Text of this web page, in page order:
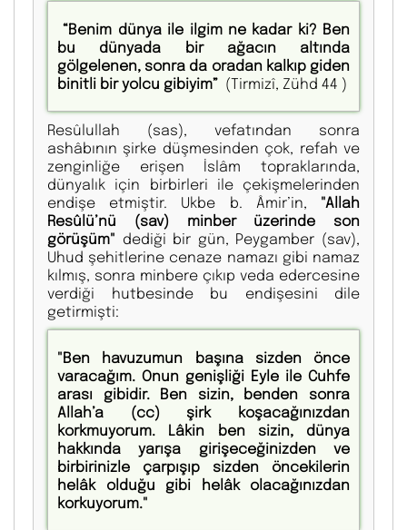
“Benim dünya ile ilgim ne kadar ki? Ben
bu dünyada bir ağacın altında
gölgelenen, sonra da oradan kalkıp giden
binitli bir yolcu gibiyim” (Tirmizî, Zühd 44 )
Resûlullah (sas), vefatından sonra
ashâbının şirke düşmesinden çok, refah ve
zenginliğe erişen İslâm topraklarında,
dünyalık için birbirleri ile çekişmelerinden
endişe etmiştir. Ukbe b. Âmir’in, "Allah
Resûlü’nü (sav) minber üzerinde son
görüşüm" dediği bir gün, Peygamber (sav),
Uhud şehitlerine cenaze namazı gibi namaz
kılmış, sonra minbere çıkıp veda edercesine
verdiği hutbesinde bu endişesini dile
getirmişti:
"Ben havuzumun başına sizden önce
varacağım. Onun genişliği Eyle ile Cuhfe
arası gibidir. Ben sizin, benden sonra
Allah’a (cc) şirk koşacağınızdan
korkmuyorum. Lâkin ben sizin, dünya
hakkında yarışa girişeceğinizden ve
birbirinizle çarpışıp sizden öncekilerin
helâk olduğu gibi helâk olacağınızdan
korkuyorum."